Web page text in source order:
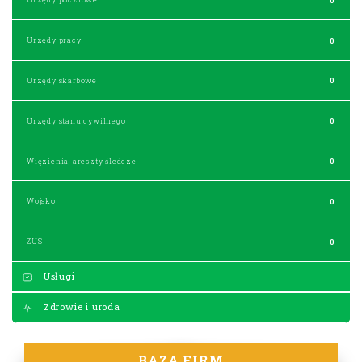
Urzędy pracy 0
Urzędy skarbowe 0
Urzędy stanu cywilnego 0
Więzienia, areszty śledcze 0
Wojsko 0
ZUS 0
Usługi
Zdrowie i uroda